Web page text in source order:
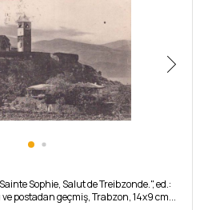
Sophie, Salut de Treibzonde.", ed.:
postadan geçmiş, Trabzon, 14x9 cm...